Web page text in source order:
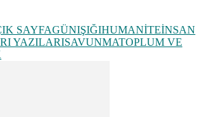
SAYFAGÜNIŞIĞIHUMANİTEİNSAN
YAZILARISAVUNMATOPLUM VE